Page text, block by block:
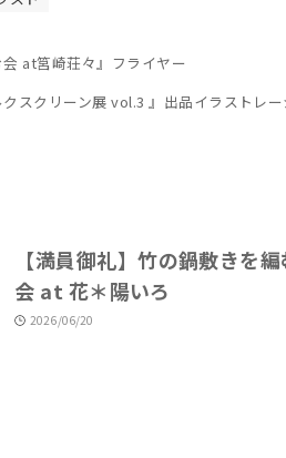
会 at筥崎荘々』フライヤー
クスクリーン展 vol.3 』出品イラストレ
【満員御礼】竹の鍋敷きを
会 at 花＊陽いろ
2026/06/20